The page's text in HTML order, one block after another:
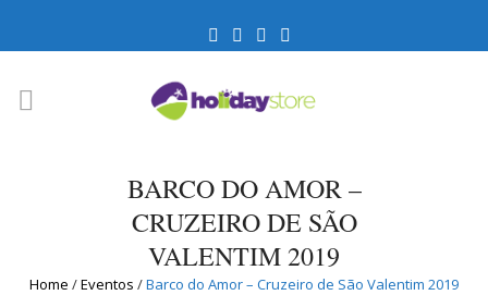
BARCO DO AMOR –
CRUZEIRO DE SÃO
VALENTIM 2019
Home /Eventos /Barco do Amor – Cruzeiro de São Valentim 2019